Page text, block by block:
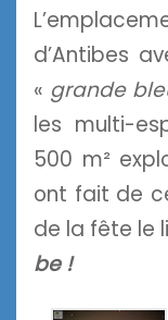
d’Antibes
« grande
les multi-
500 m²
ont fait de
de la fête le
be !